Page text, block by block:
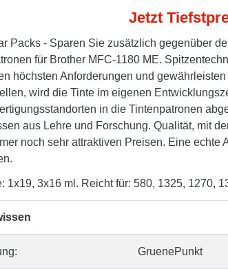
Jetzt
Packs - Sparen Sie zusätzlich gegenüber
für Brother MFC-1180 ME.
höchsten Anforderungen und
wird die Tinte im eigenen
in die Tintenpatronen
aus Lehre und Forschung. Qualität, mit
noch sehr attraktiven Preisen. Eine echte
1x19, 3x16 ml. Reicht für: 580, 1325, 1270,
GruenePunkt